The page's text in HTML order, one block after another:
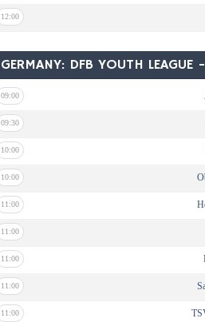
12:00
GERMANY: DFB YOUTH LEAGUE
09:00
09:30
10:00
10:00
11:00
11:00
11:00
11:00
11:00